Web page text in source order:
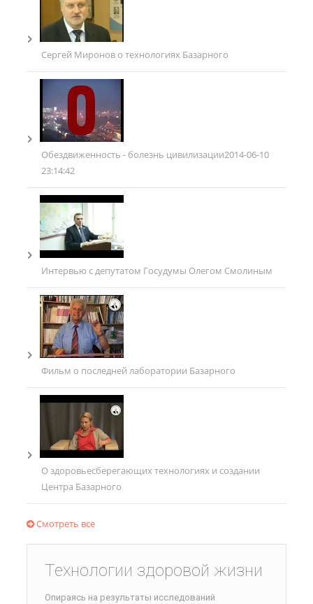
Сергей Миронов о технологиях Базарного
Обездвиженность - болезнь цивилизации2014-06-10
23:14:42
Интервью с депутатом Госудумы Олегом Смолиным
Фильм о последней лаборатории Базарного
О здоровьесберегающих технологиях и создании
Центра Базарного
Смотреть все
Технологии здоровой жизни
Опираясь на результаты исследований